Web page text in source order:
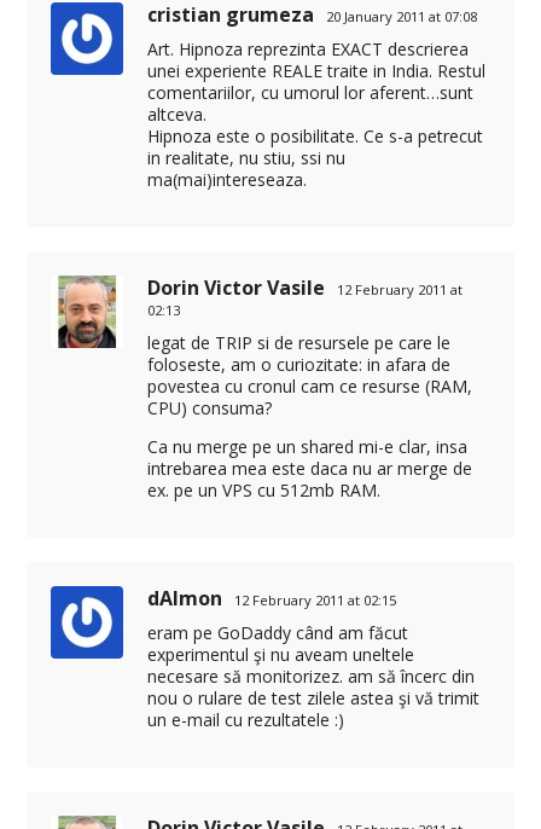
cristian grumeza 20 January 2011 at 07:08
Art. Hipnoza reprezinta EXACT descrierea
unei experiente REALE traite in India. Restul
comentariilor, cu umorul lor aferent…sunt
altceva.
Hipnoza este o posibilitate. Ce s-a petrecut
in realitate, nu stiu, ssi nu
ma(mai)intereseaza.
Dorin Victor Vasile
12 February 2011 at
02:13
legat de TRIP si de resursele pe care le
foloseste, am o curiozitate: in afara de
povestea cu cronul cam ce resurse (RAM,
CPU) consuma?
Ca nu merge pe un shared mi-e clar, insa
intrebarea mea este daca nu ar merge de
ex. pe un VPS cu 512mb RAM.
dAImon 12 February 2011 at 02:15
eram pe GoDaddy când am făcut
experimentul şi nu aveam uneltele
necesare să monitorizez. am să încerc din
nou o rulare de test zilele astea şi vă trimit
un e-mail cu rezultatele :)